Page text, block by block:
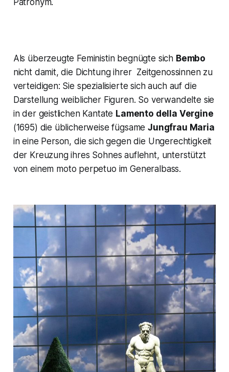
Patronym.
Als überzeugte Feministin begnügte sich Bembo
nicht damit, die Dichtung ihrer Zeitgenossinnen zu
verteidigen: Sie spezialisierte sich auch auf die
Darstellung weiblicher Figuren. So verwandelte sie
in der geistlichen Kantate Lamento della Vergine
(1695) die üblicherweise fügsameJungfrau Maria
in eine Person, die sich gegen die Ungerechtigkeit
der Kreuzung ihres Sohnes auflehnt, unterstützt
von einem moto perpetuo im Generalbass.